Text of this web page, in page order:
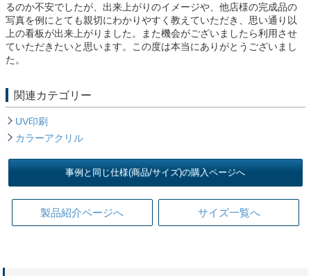
るのか不安でしたが、出来上がりのイメージや、他店様の完成品の
写真を例にとても親切にわかりやすく教えていただき、思い通り以
上の看板が出来上がりました。また機会がございましたら利用させ
ていただきたいと思います。この度は本当にありがとうございまし
た。
関連カテゴリー
UV印刷
カラーアクリル
事例と同じ仕様(商品/サイズ)の購入ページへ
製品紹介ページへ サイズ一覧へ